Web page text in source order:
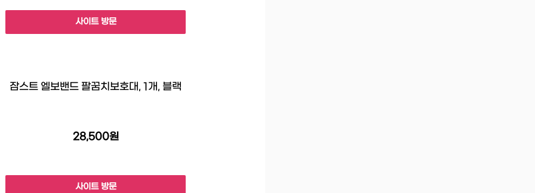
사이트 방문
잠스트 엘보밴드 팔꿈치보호대, 1개, 블랙
28,500원
사이트 방문